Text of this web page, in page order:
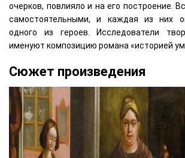
очерков, повлияло и на его построение.
самостоятельными, и каждая из них
одного из героев. Исследователи
именуют композицию романа «историей
Сюжет произведения